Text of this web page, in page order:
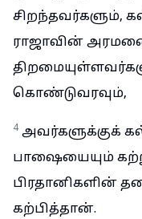
சிறந்தவர்களும்,
ராஜாவின்
கொண்டுவரவும்,
4 அவர்களுக்குக்
பாஷையையும்
பிரதானிகளின்
கற்பித்தான்.